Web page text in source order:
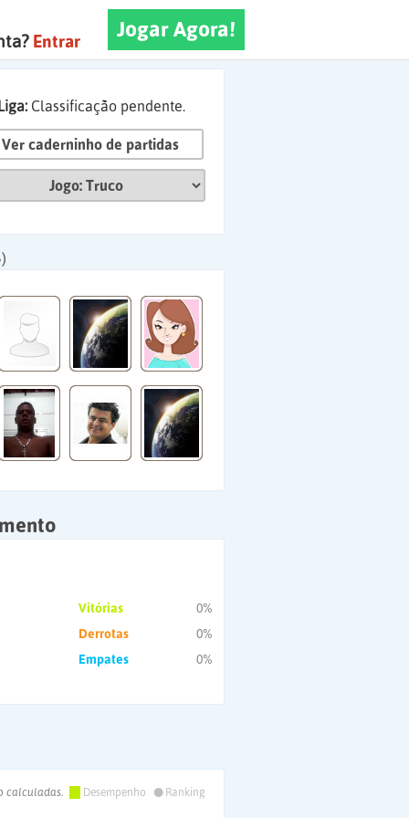
Jogar Agora!
Entrar
Classificação pendente.
Ver caderninho de partidas
Vitórias
0%
Derrotas
0%
Empates
0%
calculadas. Desempenho •
Ranking